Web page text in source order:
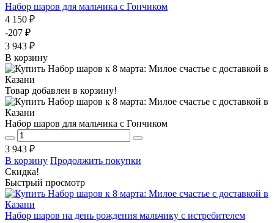
Набор шаров для мальчика с Гончиком
4 150 ₽
-207 ₽
3 943 ₽
В корзину
Товар добавлен в корзину!
Набор шаров для мальчика с Гончиком
3 943 ₽
В корзину Продолжить покупки
Скидка!
Быстрый просмотр
Набор шаров на день рождения мальчику с истребителем